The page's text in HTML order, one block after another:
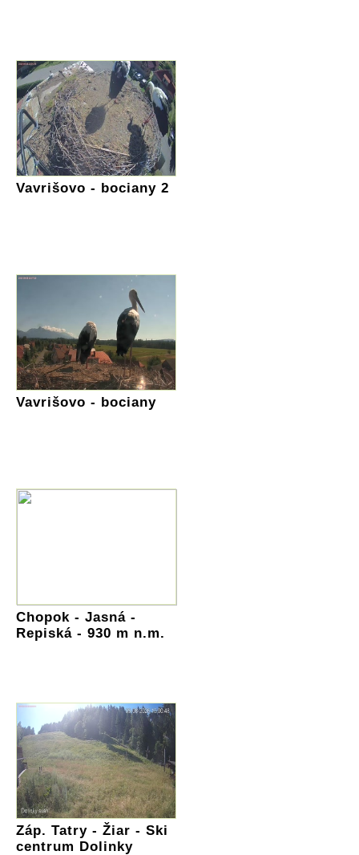
Vavrišovo - bociany 2
Vavrišovo - bociany
Chopok - Jasná -
Repiská - 930 m n.m.
Záp. Tatry - Žiar - Ski
centrum Dolinky